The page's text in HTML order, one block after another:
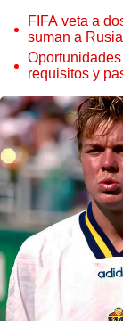
FIFA veta a
suman a
requisitos y